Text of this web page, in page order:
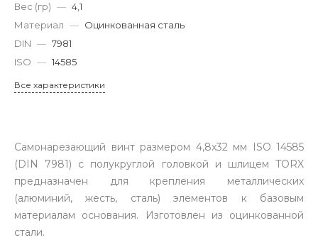
Вес (гр) — 4,1
Материал — Оцинкованная сталь
DIN — 7981
ISO — 14585
Все характеристики
Самонарезающий винт размером 4,8x32 мм ISO 14585
(DIN 7981) с полукруглой головкой и шлицем TORX
предназначен для крепления металлических
(алюминий, жесть, сталь) элементов к базовым
материалам основания. Изготовлен из оцинкованной
стали.